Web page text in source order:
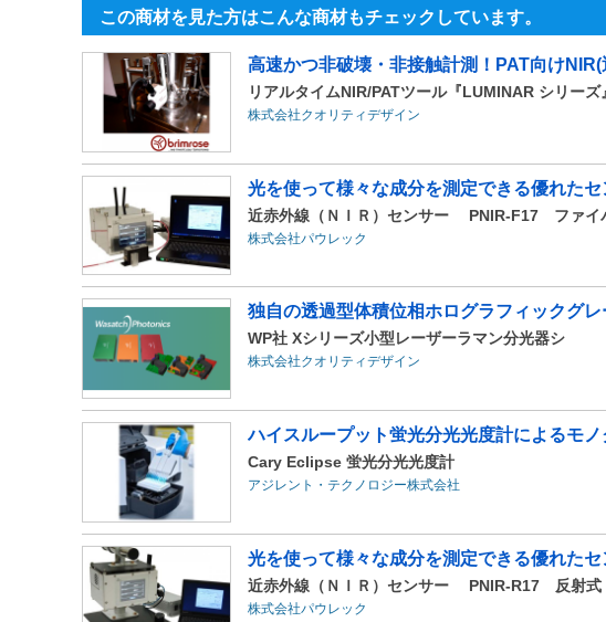
この商材を見た方はこんな商材もチェックしています。
高速かつ非破壊・非接触計測！PAT向け
リアルタイムNIR/PATツール『LUMINAR シリーズ』
株式会社クオリティデザイン
光を使って様々な成分を測定できる優れたセ
近赤外線（ＮＩＲ）センサー PNIR-F17 ファイ
株式会社パウレック
独自の透過型体積位相ホログラフィックグ
WP社 Xシリーズ小型レーザーラマン分光器シ
株式会社クオリティデザイン
ハイスループット蛍光分光光度計によるモ
Cary Eclipse 蛍光分光光度計
アジレント・テクノロジー株式会社
光を使って様々な成分を測定できる優れたセ
近赤外線（ＮＩＲ）センサー PNIR-R17 反射式
株式会社パウレック